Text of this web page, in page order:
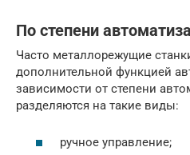
По степени
Часто металлорежущие
дополнительной функцией
зависимости от степени
разделяются на такие виды:
ручное управление;